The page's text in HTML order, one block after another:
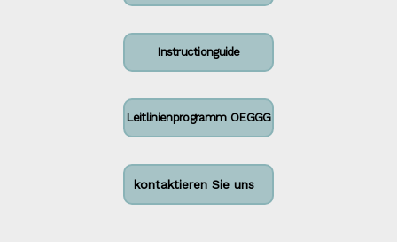
Instructionguide
Leitlinienprogramm OEGGG
kontaktieren Sie uns